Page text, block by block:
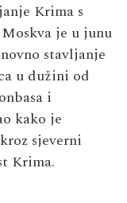
Krima s
je u junu
stavljanje
u dužini od
i
kako je
sjeverni
Krima.